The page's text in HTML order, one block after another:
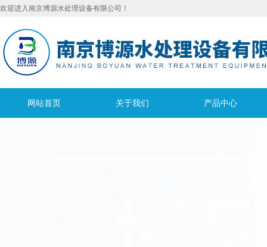
欢迎进入南京博源水处理设备有限公司！
网站首页 关于我们 产品中心